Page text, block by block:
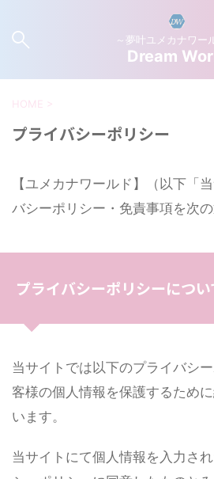
～夢叶ユメカナワー
Dream
HOME >
プライバシーポリシー
【ユメカナワールド】（以下「
バシーポリシー・免責事項を次の
プライバシーポリシーにつ
当サイトでは以下のプライバシ
客様の個人情報を保護するため
います。
当サイトにて個人情報を入力さ